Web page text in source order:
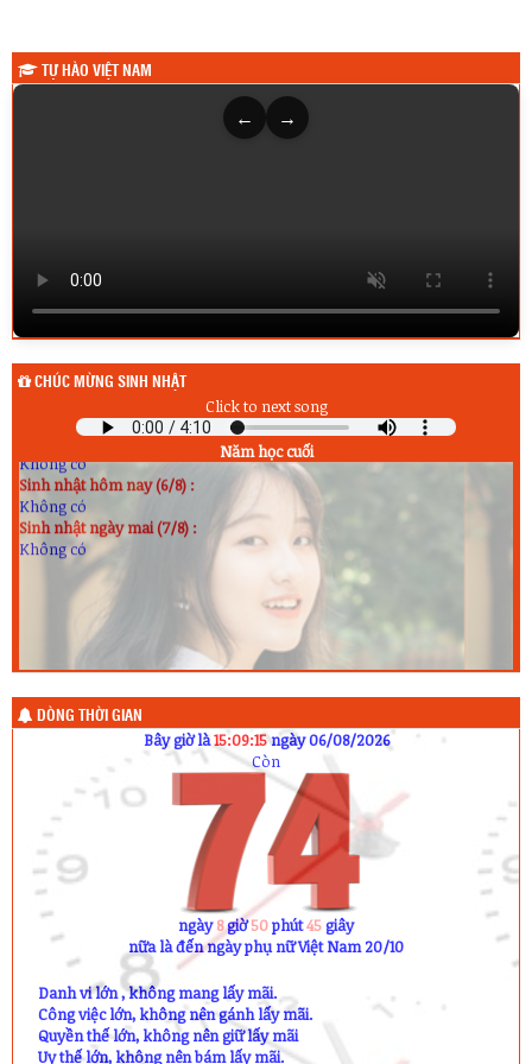
TỰ HÀO VIỆT NAM
← →
CHÚC MỪNG SINH NHẬT
Click to next song
Năm học cuối
Sinh nhật hôm qua (5/8) :
Sinh nhật hôm nay (6/8) :
Không có
Sinh nhật ngày mai (7/8) :
Không có
DÒNG THỜI GIAN
Bây giờ là15:09:15ngày 06/08/2026
Còn
ngày8giờ50phút45giây
nữa là đến ngày phụ nữ Việt Nam 20/10
Danh vi lớn , không mang lấy mãi.
Công việc lớn, không nên gánh lấy mãi.
Quyền thế lớn, không nên giữ lấy mãi
Uy thế lớn, không nên bám lấy mãi.